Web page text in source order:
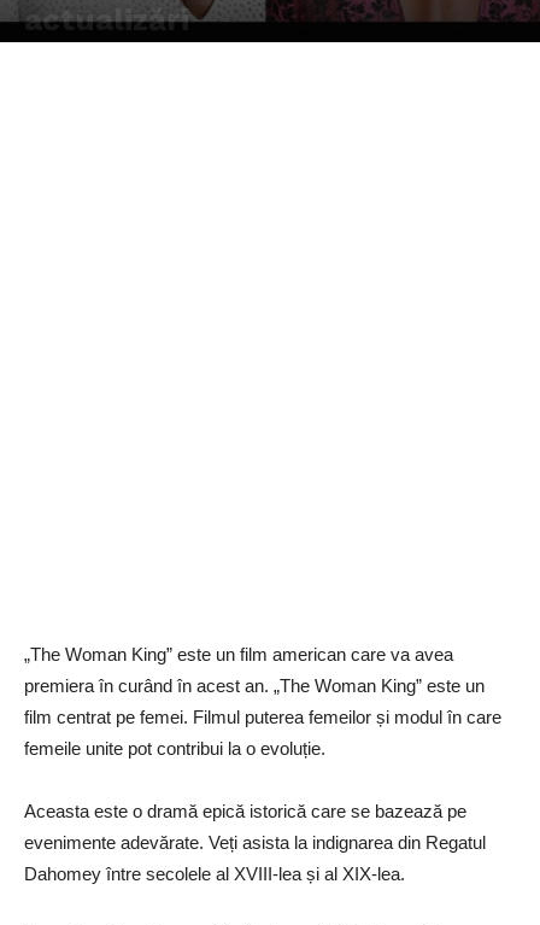
actualizări
„The Woman King” este un film american care va avea
premiera în curând în acest an. „The Woman King” este un
film centrat pe femei. Filmul puterea femeilor și modul în care
femeile unite pot contribui la o evoluție.
Aceasta este o dramă epică istorică care se bazează pe
evenimente adevărate. Veți asista la indignarea din Regatul
Dahomey între secolele al XVIII-lea și al XIX-lea.